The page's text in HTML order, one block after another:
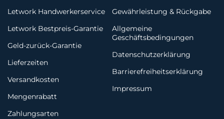
Letwork Handwerkerservice
Letwork Bestpreis-Garantie
Geld-zurück-Garantie
Lieferzeiten
Versandkosten
Mengenrabatt
Zahlungsarten
Gewährleistung & Rückgabe
Allgemeine
Geschäftsbedingungen
Datenschutzerklärung
Barrierefreiheitserklärung
Impressum